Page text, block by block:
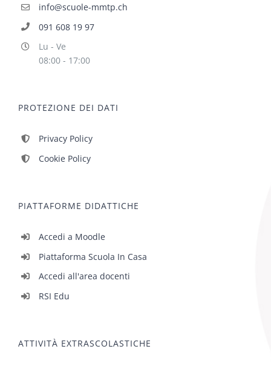
info@scuole-mmtp.ch
091 608 19 97
Lu - Ve
08:00 - 17:00
PROTEZIONE DEI DATI
Privacy Policy
Cookie Policy
PIATTAFORME DIDATTICHE
Accedi a Moodle
Piattaforma Scuola In Casa
Accedi all'area docenti
RSI Edu
ATTIVITÀ EXTRASCOLASTICHE